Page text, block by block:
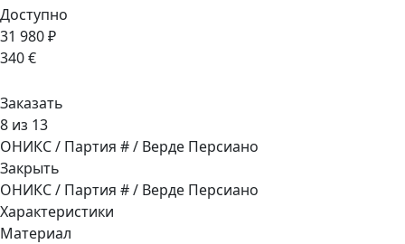
Доступно
31 980 ₽
340 €
Заказать
8 из 13
ОНИКС / Партия # / Верде Персиано
Закрыть
ОНИКС / Партия # / Верде Персиано
Характеристики
Материал